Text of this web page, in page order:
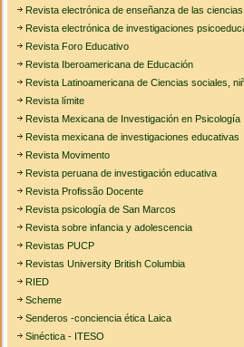
Revista electrónica de enseñanza de las ciencias
Revista electrónica de investigaciones
Revista Foro Educativo
Revista Iberoamericana de Educación
Revista Latinoamericana de Ciencias sociales,
Revista límite
Revista Mexicana de Investigación en Psicología
Revista mexicana de investigaciones educativas
Revista Movimento
Revista peruana de investigación educativa
Revista Profissão Docente
Revista psicología de San Marcos
Revista sobre infancia y adolescencia
Revistas PUCP
Revistas University British Columbia
RIED
Scheme
Senderos -conciencia ética Laica
Sinéctica - ITESO